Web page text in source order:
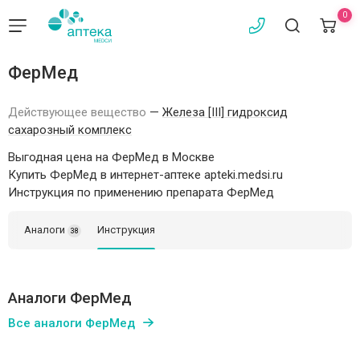
0
ФерМед
Действующее вещество — Железа [III] гидроксид
сахарозный комплекс
Выгодная цена на ФерМед в Москве
Купить ФерМед в интернет-аптеке apteki.medsi.ru
Инструкция по применению препарата ФерМед
Аналоги 38 Инструкция
Аналоги ФерМед
Все аналоги ФерМед